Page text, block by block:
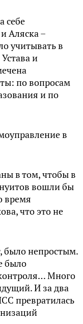
себе
Аляска –
учитывать в
и
по вопросам
и по
в
в том, чтобы в
вошли бы
время
что это не
было непростым.
было
Много
И за два
превратилась